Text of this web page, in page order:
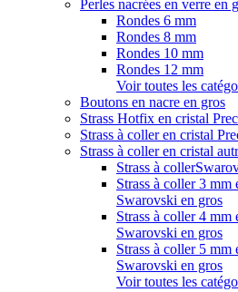
Perles nacrées en verre en
Rondes 6 mm
Rondes 8 mm
Rondes 10 mm
Rondes 12 mm
Voir toutes les
Boutons en nacre en gros
Strass Hotfix en cristal
Strass à coller en cristal
Strass à coller en cristal
Strass à
Strass à coller 3 mm
Swarovski en gros
Strass à coller 4 mm
Swarovski en gros
Strass à coller 5 mm
Swarovski en gros
Voir toutes les